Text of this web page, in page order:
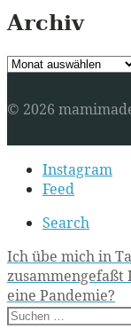
Archiv
Archiv
© 2026
Secondary
navigationInstagram
Feed
Search
Post
navigation
Ich übe mich in
eine Pandemie?
Suchen